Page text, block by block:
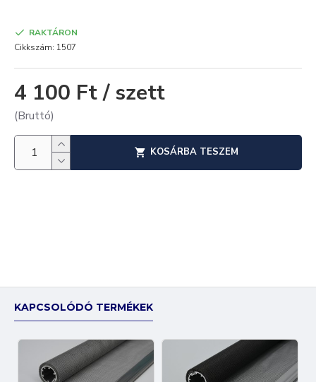
4 100 Ft / szett
(Bruttó)
RAKTÁRON
Cikkszám: 1507
KOSÁRBA TESZEM
KAPCSOLÓDÓ TERMÉKEK